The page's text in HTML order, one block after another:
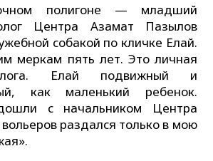
полигоне — младший
Центра Азамат Пазылов
собакой по кличке Елай.
меркам пять лет. Это личная
Елай подвижный и
как маленький ребенок.
с начальником Центра
раздался только в мою